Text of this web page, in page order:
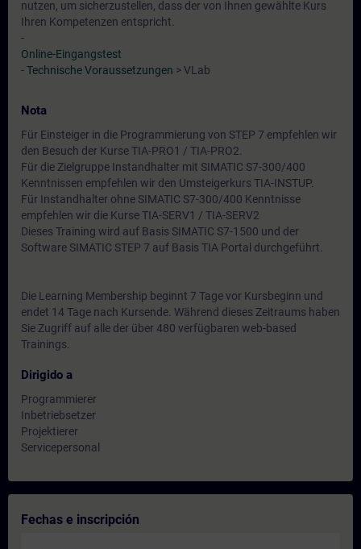
nutzen, um sicherzustellen, dass der von Ihnen gewählte Kurs
Ihren Kompetenzen entspricht.
-
Online-Eingangstest
-Technische Voraussetzungen > VLab
Nota
Für Einsteiger in die Programmierung von STEP 7 empfehlen wir
den Besuch der Kurse TIA-PRO1 / TIA-PRO2.
Für die Zielgruppe Instandhalter mit SIMATIC S7-300/400
Kenntnissen empfehlen wir den Umsteigerkurs TIA-INSTUP.
Für Instandhalter ohne SIMATIC S7-300/400 Kenntnisse
empfehlen wir die Kurse TIA-SERV1 / TIA-SERV2
Dieses Training wird auf Basis SIMATIC S7-1500 und der
Software SIMATIC STEP 7 auf Basis TIA Portal durchgeführt.
Die Learning Membership beginnt 7 Tage vor Kursbeginn und
endet 14 Tage nach Kursende. Während dieses Zeitraums haben
Sie Zugriff auf alle der über 480 verfügbaren web-based
Trainings.
Dirigido a
Programmierer
Inbetriebsetzer
Projektierer
Servicepersonal
Fechas e inscripción